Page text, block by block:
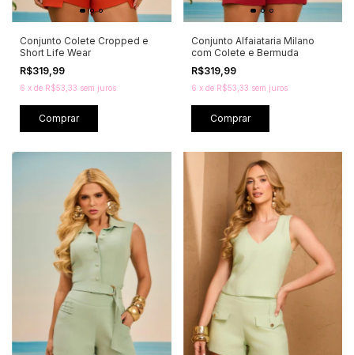
Conjunto Colete Cropped e
Short Life Wear
R$319,99
6 x de R$53,33 sem juros
Comprar
Conjunto Alfaiataria Milano
com Colete e Bermuda
R$319,99
6 x de R$53,33 sem juros
Comprar